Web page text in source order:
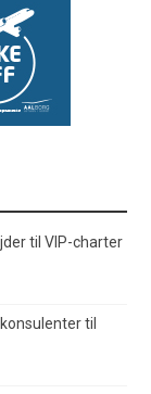
til VIP-charter
til